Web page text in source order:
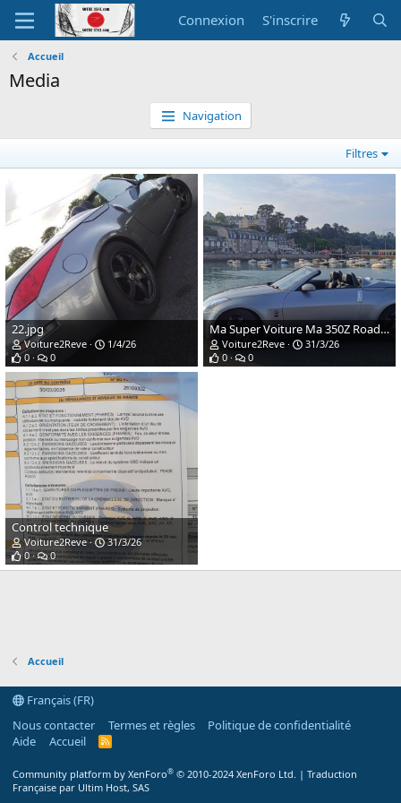
Connexion S'inscrire
Accueil
Media
Navigation
Filtres
22.jpg
Voiture2Reve
1/4/26
0
0
Ma Super Voiture Ma 350Z Roadster Cab Phase 2 de 301cv
Voiture2Reve
31/3/26
0
0
Control technique
Voiture2Reve
31/3/26
0
0
Accueil
Français (FR)
Nous contacter
Termes et règles
Politique de confidentialité
Aide
Accueil
R
Community platform by XenForo® © 2010-2024 XenForo Ltd. | Traduction
Française par Ultim Host, SAS